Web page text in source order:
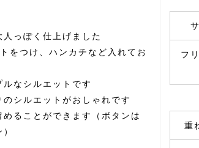
人っぽく仕上げました
をつけ、ハンカチなど入れてお
ルなシルエットです
のシルエットがおしゃれです
ることができます（ボタンは
フ
重